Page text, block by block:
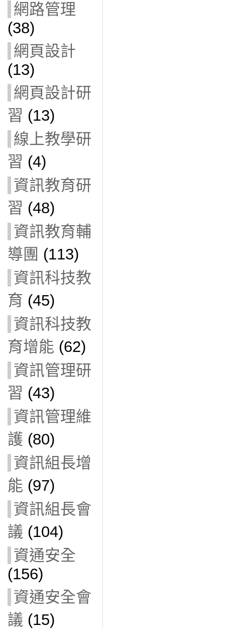
網路管理
(38)
網頁設計
(13)
網頁設計研
習 (13)
線上教學研
習 (4)
資訊教育研
習 (48)
資訊教育輔
導團 (113)
資訊科技教
育 (45)
資訊科技教
育增能 (62)
資訊管理研
習 (43)
資訊管理維
護 (80)
資訊組長增
能 (97)
資訊組長會
議 (104)
資通安全
(156)
資通安全會
議 (15)